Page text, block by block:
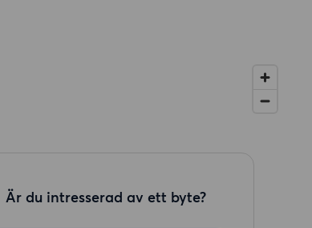
Är du intresserad av ett byte?